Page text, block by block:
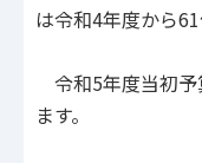
は令和4年度から61
令和5年度当初予
ます。